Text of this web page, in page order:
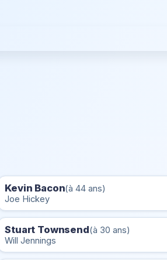
Kevin Bacon(à 44 ans)
Joe Hickey
Stuart Townsend(à 30 ans)
Will Jennings